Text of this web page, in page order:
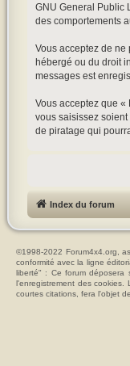
GNU General Public
des comportements
Vous acceptez de
hébergé ou du droit
messages est
Vous acceptez que «
vous saisissez
de piratage qui
Index du forum
©1998-2022 Forum4x4.org,
conformité avec la ligne
liberté" : Ce forum déposera
l'enregistrement des
courtes citations, fera l'objet